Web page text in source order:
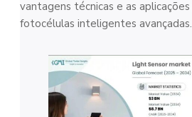
vantagens técnicas e as
fotocélulas inteligentes avançadas.